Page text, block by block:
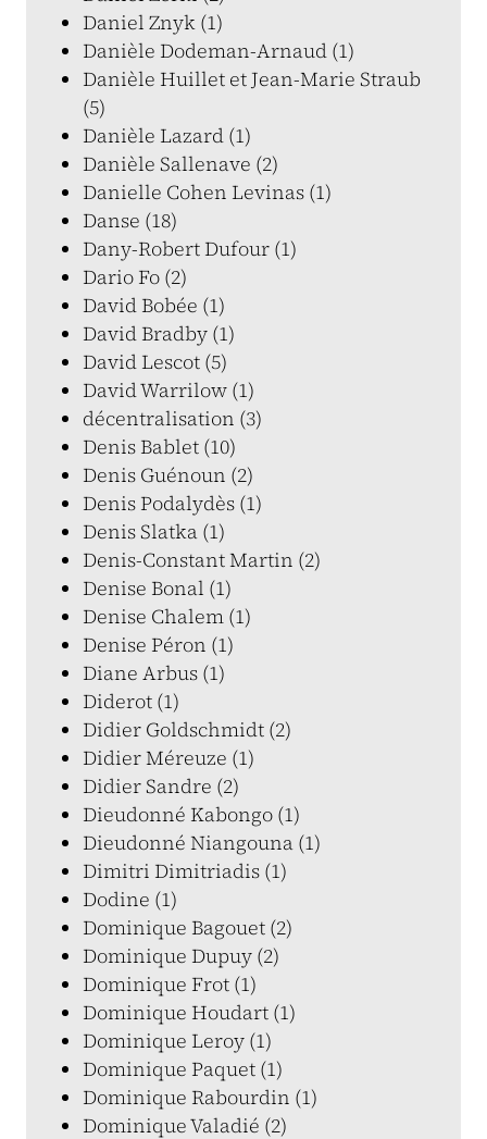
Daniel Znyk (1)
Danièle Dodeman-Arnaud (1)
Danièle Huillet et Jean-Marie Straub
(5)
Danièle Lazard (1)
Danièle Sallenave (2)
Danielle Cohen Levinas (1)
Danse (18)
Dany-Robert Dufour (1)
Dario Fo (2)
David Bobée (1)
David Bradby (1)
David Lescot (5)
David Warrilow (1)
décentralisation (3)
Denis Bablet (10)
Denis Guénoun (2)
Denis Podalydès (1)
Denis Slatka (1)
Denis-Constant Martin (2)
Denise Bonal (1)
Denise Chalem (1)
Denise Péron (1)
Diane Arbus (1)
Diderot (1)
Didier Goldschmidt (2)
Didier Méreuze (1)
Didier Sandre (2)
Dieudonné Kabongo (1)
Dieudonné Niangouna (1)
Dimitri Dimitriadis (1)
Dodine (1)
Dominique Bagouet (2)
Dominique Dupuy (2)
Dominique Frot (1)
Dominique Houdart (1)
Dominique Leroy (1)
Dominique Paquet (1)
Dominique Rabourdin (1)
Dominique Valadié (2)